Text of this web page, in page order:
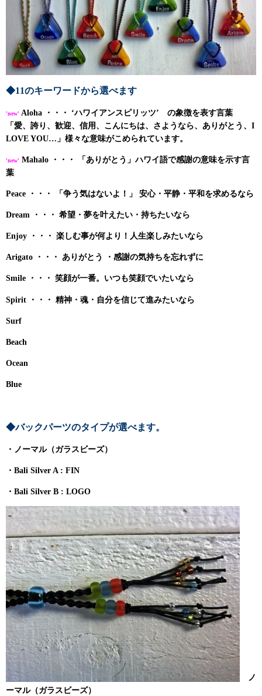
◆11のキーワードから選べます
'new' Aloha ・・・ ‘ハワイアンスピリッツ’ の象徴を表す言葉
「愛、誇り、歓迎、信用、こんにちは、さようなら、ありがとう、I
LOVE YOU…」様々な意味がこめられています。
'new' Mahalo ・・・ 「ありがとう」ハワイ語で感謝の意味を示す言
葉
Peace ・・・ 「争う気はないよ！」 安心・平静・平和を求めるなら
Dream ・・・ 希望・夢を叶えたい・持ちたいなら
Enjoy ・・・ 楽しむ事が何より！人生楽しみたいなら
Arigato ・・・ ありがとう ・感謝の気持ちを忘れずに
Smile ・・・ 笑顔が一番。いつも笑顔でいたいなら
Spirit ・・・ 精神・魂・自分を信じて進みたいなら
Surf
Beach
Ocean
Blue
◆バックパーツのタイプが選べます。
・ノーマル（ガラスビーズ）
・Bali Silver A : FIN
・Bali Silver B : LOGO
ノ
ーマル（ガラスビーズ）